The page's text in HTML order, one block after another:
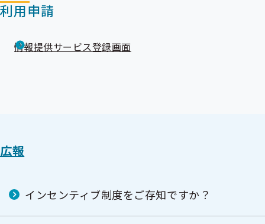
利用申請
情報提供サービス登録画面
広報
インセンティブ制度をご存知ですか？